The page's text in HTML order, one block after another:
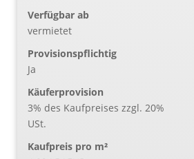
Verfügbar ab
vermietet
Provisionspflichtig
Ja
Käufer­provision
3% des Kaufpreises zzgl. 20%
USt.
Kaufpreis pro m²